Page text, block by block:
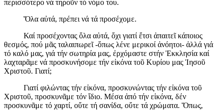
περισσότερο νά τηροῦν τό νόμο του.
Ὅλα αὐτά, πρέπει νά τά προσέχομε.
Καί προσέχοντας ὅλα αὐτά, ὄχι γιατί ἔτσι ἀπαιτεῖ κάποιος
θεσμός, πού μᾶς ταλαιπωρεῖ -ὅπως λένε μερικοί ἀνόητοι- ἀλλά γιά
τό καλό μας, γιά τήν σωτηρία μας, ἐρχόμαστε στήν Ἐκκλησία καί
λαχταρᾶμε νά προσκυνήσομε τήν εἰκόνα τοῦ Κυρίου μας Ἰησοῦ
Χριστοῦ. Γιατί;
Γιατί φιλώντας τήν εἰκόνα, προσκυνώντας τήν εἰκόνα τοῦ
Χριστοῦ, προσκυνᾶμε τόν ἴδιο. Μέσα ἀπό τήν εἰκόνα, δέν
προσκυνᾶμε τό χαρτί, οὔτε τή σανίδα, οὔτε τά χρώματα. Ὅπως,